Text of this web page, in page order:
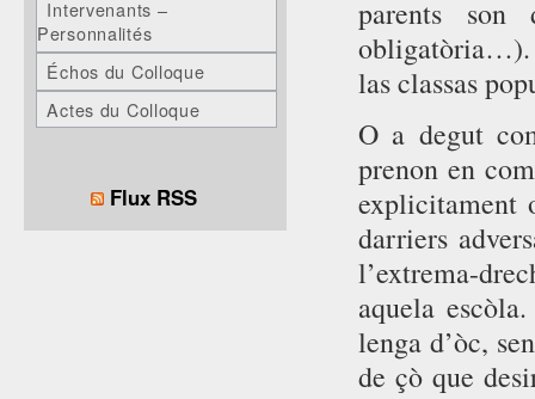
parents son
obligatòria…).
las classas
O a degut
prenon en
explicitament
darriers
l’extrema-
aquela
lenga d’òc,
de çò que
Intervenants –
Personnalités
Échos du Colloque
Actes du Colloque
Flux RSS